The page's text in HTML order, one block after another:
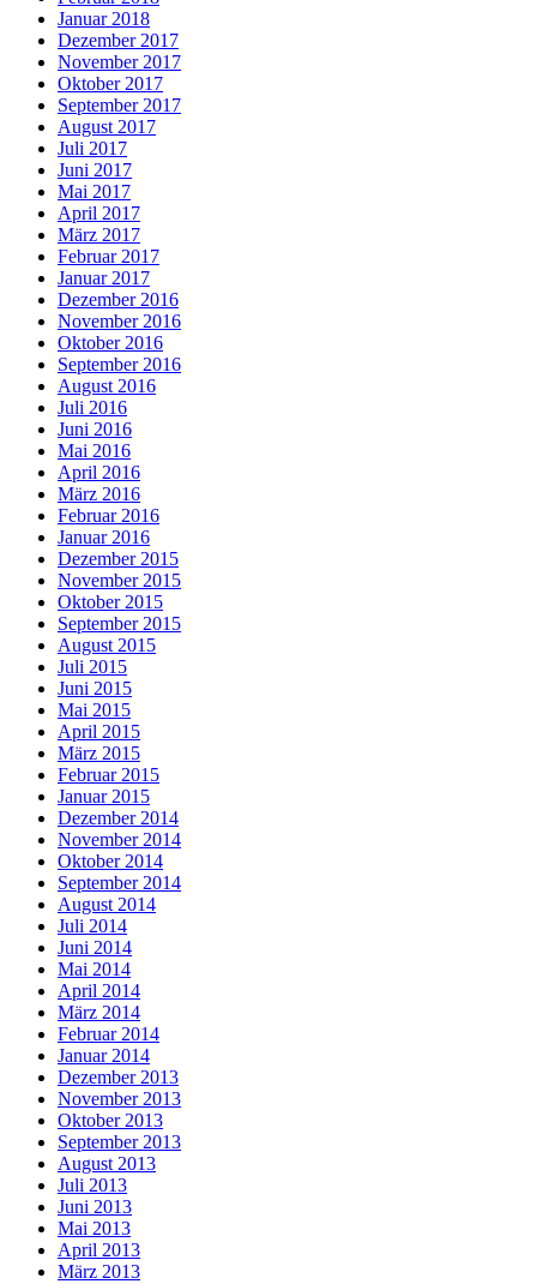
Januar 2018
Dezember 2017
November 2017
Oktober 2017
September 2017
August 2017
Juli 2017
Juni 2017
Mai 2017
April 2017
März 2017
Februar 2017
Januar 2017
Dezember 2016
November 2016
Oktober 2016
September 2016
August 2016
Juli 2016
Juni 2016
Mai 2016
April 2016
März 2016
Februar 2016
Januar 2016
Dezember 2015
November 2015
Oktober 2015
September 2015
August 2015
Juli 2015
Juni 2015
Mai 2015
April 2015
März 2015
Februar 2015
Januar 2015
Dezember 2014
November 2014
Oktober 2014
September 2014
August 2014
Juli 2014
Juni 2014
Mai 2014
April 2014
März 2014
Februar 2014
Januar 2014
Dezember 2013
November 2013
Oktober 2013
September 2013
August 2013
Juli 2013
Juni 2013
Mai 2013
April 2013
März 2013